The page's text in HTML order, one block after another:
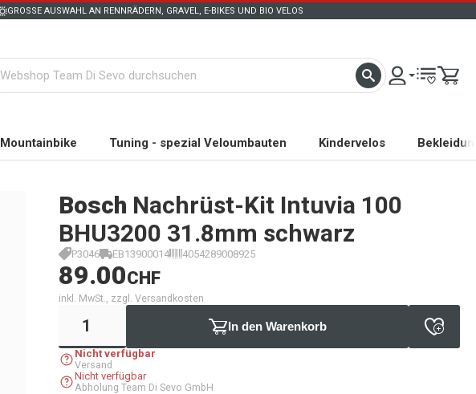
GROSSE AUSWAHL AN RENNRÄDERN, GRAVEL, E-BIKES UND BIO VELOS
Mountainbike Tuning - spezial Veloumbauten Kindervelos
Bosch Nachrüst-Kit Intuvia 100
BHU3200 31.8mm schwarz
P3046 EB13900014 4054289008925
89.00CHF
inkl. MwSt., zzgl. Versandkosten
In den Warenkorb
Nicht verfügbar
Versand
Nicht verfügbar
Abholung Team Di Sevo GmbH